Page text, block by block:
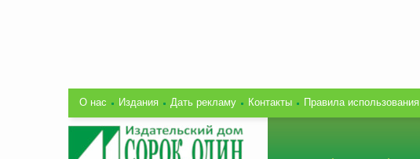
О нас Издания Дать рекламу Контакты Правила использования